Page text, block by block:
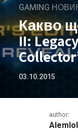
GAMING
Какво
II:
03.10.2015
author:
Alemlol